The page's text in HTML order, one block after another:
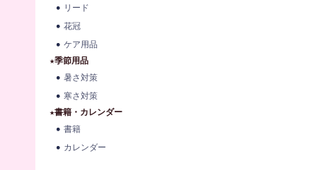
リード
花冠
ケア用品
★季節用品
暑さ対策
寒さ対策
★書籍・カレンダー
書籍
カレンダー